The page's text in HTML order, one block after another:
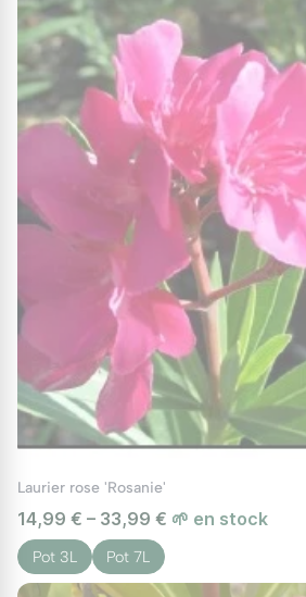
Laurier rose 'Rosanie'
14,99 € – 33,99 € 🌱 en stock
Pot 3L Pot 7L